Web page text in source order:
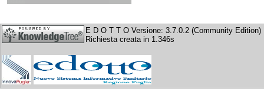
E D O T T O Versione: 3.7.0.2 (Community Edition)
Richiesta creata in 1.346s